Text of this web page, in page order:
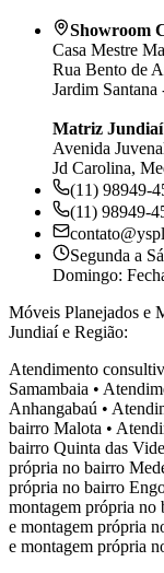
Showroom
Casa Mestre
Rua Bento de
Jardim
Matriz
Avenida
Jd Carolina,
(11) 98949-
(11) 98949-
Segunda a
Domingo:
Móveis Planejados e
Jundiaí e Região:
Atendimento
Samambaia •
Anhangabaú •
bairro Malota •
bairro Quinta das
própria no bairro
própria no bairro
montagem própria no
e montagem própria
e montagem própria